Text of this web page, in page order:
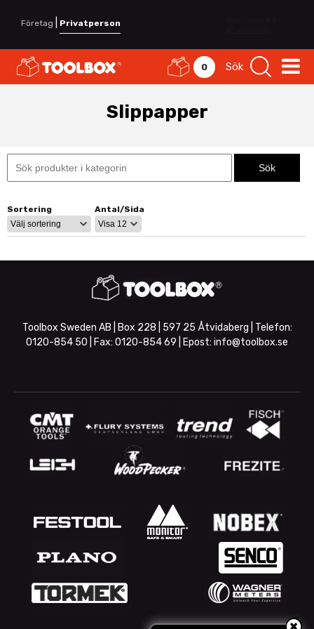
Företag Privatperson
0 Sök
Slippapper
Sortering Antal/Sida
Toolbox Sweden AB | Box 228 | 597 25 Åtvidaberg | Telefon:
0120-854 50 | Fax: 0120-854 69 | Epost: info@toolbox.se